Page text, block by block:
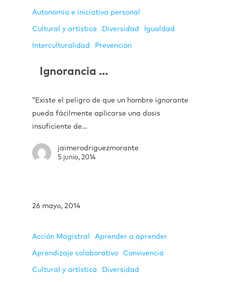
Autonomía e iniciativa personal
Cultural y artística Diversidad Igualdad
Interculturalidad Prevención
Ignorancia …
“Existe el peligro de que un hombre ignorante
pueda fácilmente aplicarse una dosis
insuficiente de…
jaimerodriguezmorante
5 junio, 2014
26 mayo, 2014
Acción Magistral Aprender a aprender
Aprendizaje colaborativo Convivencia
Cultural y artística Diversidad